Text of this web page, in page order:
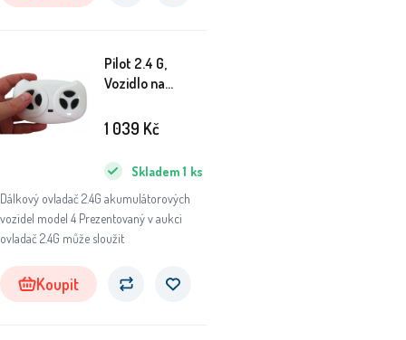
Pilot 2.4 G,
Vozidlo na
Příslušenství,
Dálkový ovladač 2.4G akumulátorových
vozidel model 4 Prezentovaný v aukci
ovladač 2.4G může sloužit
Skladem 1 ks
1 039 Kč
Koupit